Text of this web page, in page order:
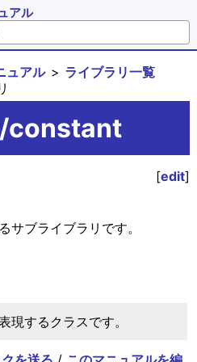
アル
ュアル
ライブラリ一覧
constant
[edit]
サブライブラリです。
現するクラスです。